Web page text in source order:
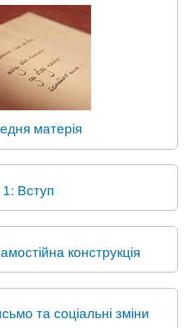
матерія
1: Вступ
конструкція
та соціальні зміни